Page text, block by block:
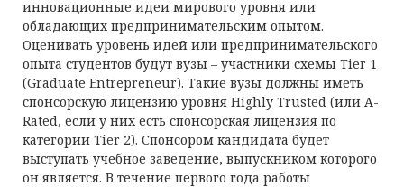
инновационные идеи мирового уровня или
обладающих предпринимательским опытом.
Оценивать уровень идей или предпринимательского
опыта студентов будут вузы – участники схемы Tier 1
(Graduate Entrepreneur). Такие вузы должны иметь
спонсорскую лицензию уровня Highly Trusted (или A-
Rated, если у них есть спонсорская лицензия по
категории Tier 2). Спонсором кандидата будет
выступать учебное заведение, выпускником которого
он является. В течение первого года работы